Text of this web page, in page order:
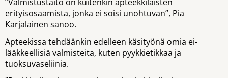
erityisosaamista, jonka ei soisi unohtuvan”, Pia
Karjalainen sanoo.
Apteekissa tehdäänkin edelleen käsityönä omia ei-
lääkkeellisiä valmisteita, kuten pyykkietikkaa ja
tuoksuvaseliinia.